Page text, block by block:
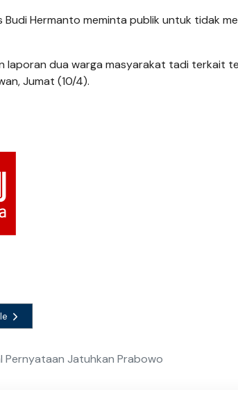
Hermanto meminta publik untuk tidak
laporan dua warga masyarakat tadi terkait
Jumat (10/4).
Pernyataan Jatuhkan Prabowo